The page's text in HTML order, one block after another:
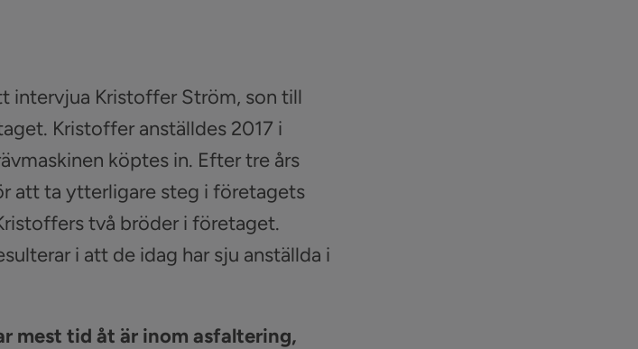
intervjua Kristoffer Ström, son till
Kristoffer anställdes 2017 i
köptes in. Efter tre års
att ta ytterligare steg i företagets
två bröder i företaget.
i att de idag har sju anställda i
mest tid åt är inom asfaltering,